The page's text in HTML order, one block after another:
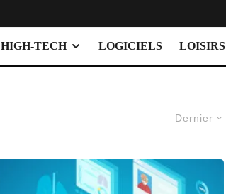
HIGH-TECH LOGICIELS LOISIRS
Dernier